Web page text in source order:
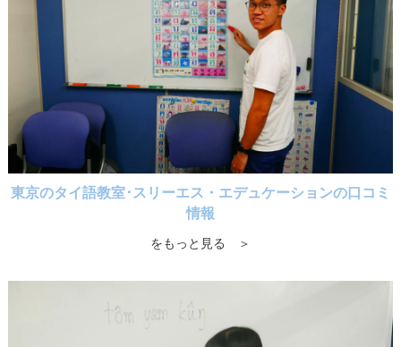
東京のタイ語教室･スリーエス・エデュケーションの口コミ
情報
をもっと見る ＞